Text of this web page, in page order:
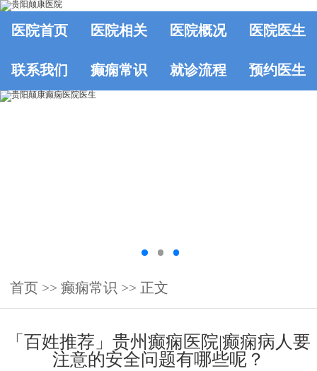
医院首页 医院相关 医院概况 医院医生
联系我们 癫痫常识 就诊流程 预约医生
首页 >> 癫痫常识 >> 正文
「百姓推荐」贵州癫痫医院|癫痫病人要
注意的安全问题有哪些呢？